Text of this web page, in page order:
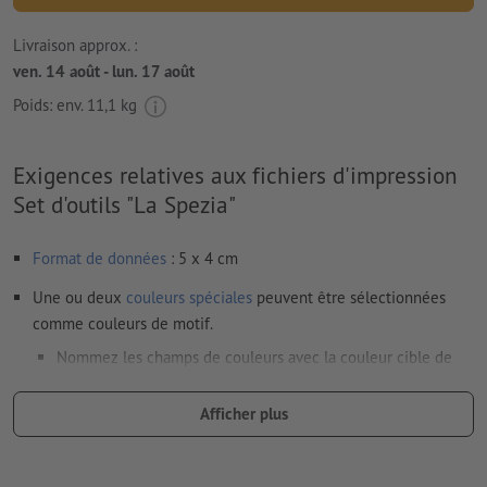
Livraison approx. :
ven. 14 août - lun. 17 août
Poids: env. 11,1 kg
Exigences relatives aux fichiers d'impression
Set d'outils "La Spezia"
Format de données : 5 x 4 cm
Une ou deux couleurs spéciales peuvent être sélectionnées
comme couleurs de motif.
Nommez les champs de couleurs avec la couleur cible de
ex. « Pantone 286 C »).Afficher plus